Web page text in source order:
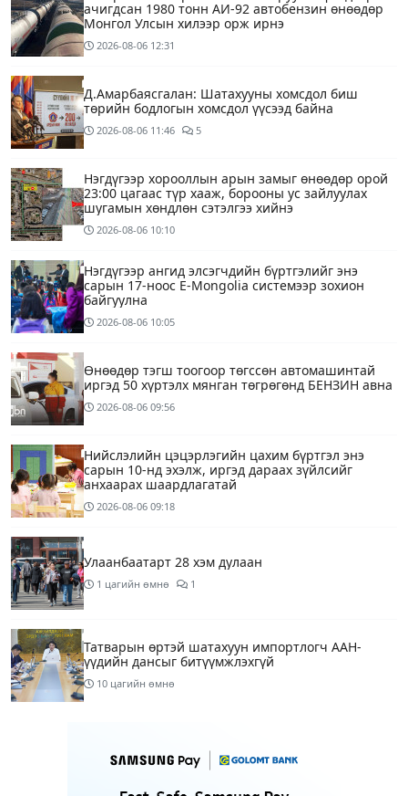
ачигдсан 1980 тонн АИ-92 автобензин өнөөдөр
Монгол Улсын хилээр орж ирнэ
2026-08-06 12:31
Д.Амарбаясгалан: Шатахууны хомсдол биш
төрийн бодлогын хомсдол үүсээд байна
2026-08-06 11:46 5
Нэгдүгээр хорооллын арын замыг өнөөдөр орой
23:00 цагаас түр хааж, борооны ус зайлуулах
шугамын хөндлөн сэтэлгээ хийнэ
2026-08-06 10:10
Нэгдүгээр ангид элсэгчдийн бүртгэлийг энэ
сарын 17-ноос E-Mongolia системээр зохион
байгуулна
2026-08-06 10:05
Өнөөдөр тэгш тоогоор төгссөн автомашинтай
иргэд 50 хүртэлх мянган төгрөгөнд БЕНЗИН авна
2026-08-06 09:56
Нийслэлийн цэцэрлэгийн цахим бүртгэл энэ
сарын 10-нд эхэлж, иргэд дараах зүйлсийг
анхаарах шаардлагатай
2026-08-06 09:18
Улаанбаатарт 28 хэм дулаан
1 цагийн өмнө 1
Татварын өртэй шатахуун импортлогч ААН-
үүдийн дансыг битүүмжлэхгүй
10 цагийн өмнө
үүлтэй